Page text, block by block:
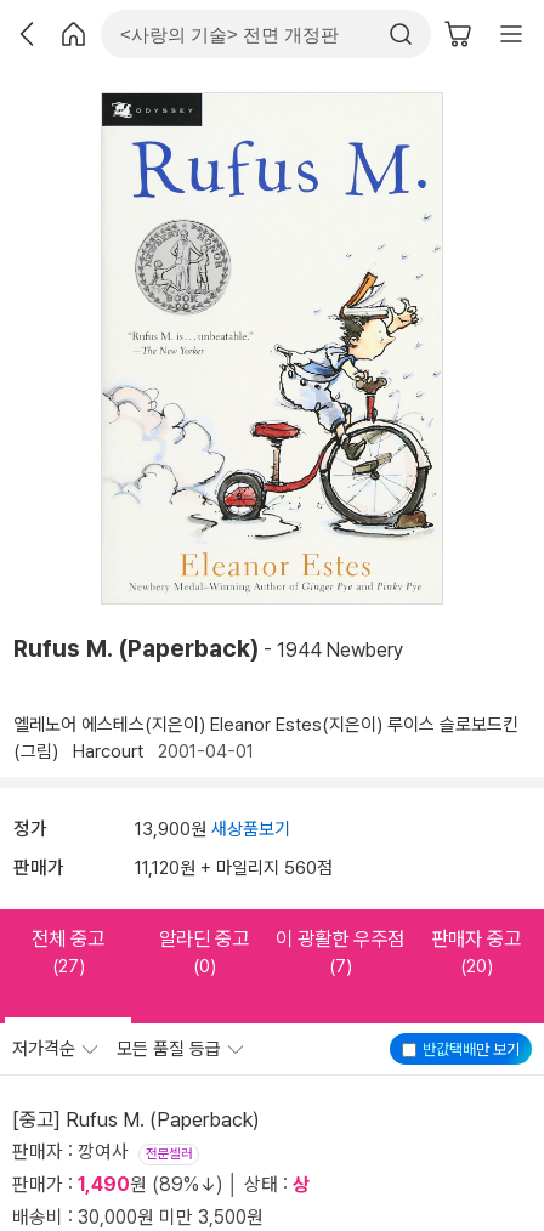
Rufus M. (Paperback) - 1944 Newbery
엘레노어 에스테스(지은이) Eleanor Estes(지은이) 루이스 슬로보드킨
(그림)
Harcourt 2001-04-01
정가 13,900원 새상품보기
판매가 11,120원 + 마일리지 560점
전체 중고
(27)
알라딘 중고
(0)
이 광활한 우주점
(7)
판매자 중고
(20)
반값택배만 보기
저가격순 모든 품질 등급
[중고] Rufus M. (Paperback)
판매자 : 깡여사 전문셀러
판매가 : 1,490원 (89%↓) │ 상태 : 상
배송비 : 30,000원 미만 3,500원